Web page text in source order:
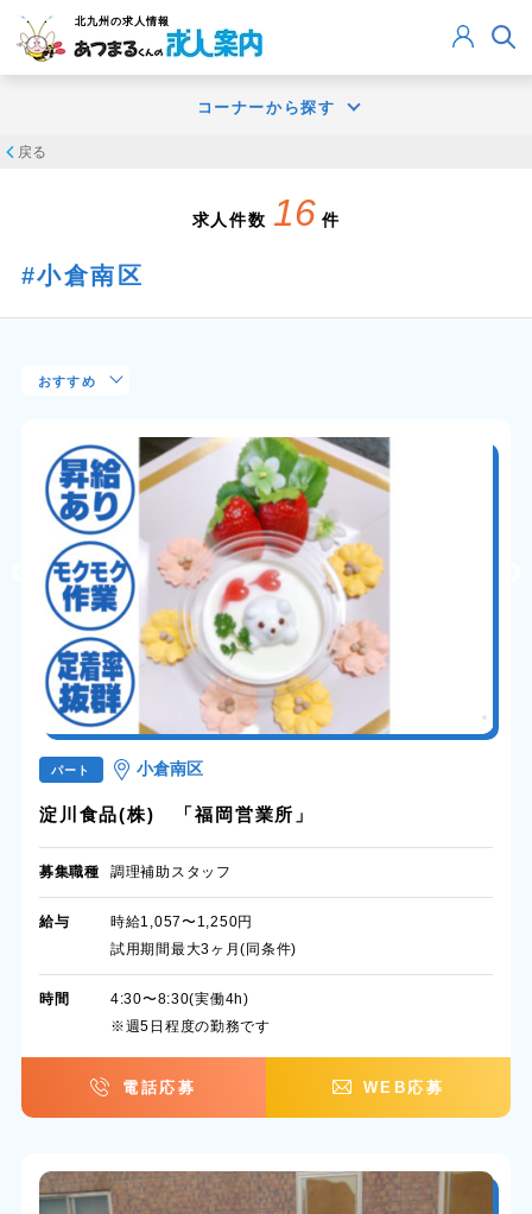
北九州の求人情報
コーナーから探す
戻る
求人件数 16 件
小倉南区
パート 小倉南区
淀川食品(株) 「福岡営業所」
募集職種 調理補助スタッフ
給与
時給1,057〜1,250円
試用期間最大3ヶ月(同条件)
時間
4:30〜8:30(実働4h)
※週5日程度の勤務です
電話応募 WEB応募